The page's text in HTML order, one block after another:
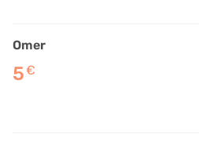
Omer
5€